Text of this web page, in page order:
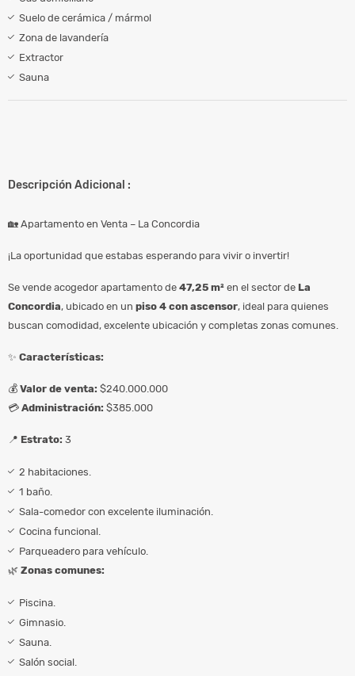
Suelo de cerámica / mármol
Zona de lavandería
Extractor
Sauna
Descripción Adicional :
🏡 Apartamento en Venta – La Concordia
¡La oportunidad que estabas esperando para vivir o invertir!
Se vende acogedor apartamento de 47,25 m² en el sector de La
Concordia, ubicado en un piso 4 con ascensor, ideal para quienes
buscan comodidad, excelente ubicación y completas zonas comunes.
✨ Características:
💰 Valor de venta: $240.000.000
💳 Administración: $385.000
📍 Estrato: 3
2 habitaciones.
1 baño.
Sala-comedor con excelente iluminación.
Cocina funcional.
Parqueadero para vehículo.
🌿 Zonas comunes:
Piscina.
Gimnasio.
Sauna.
Salón social.